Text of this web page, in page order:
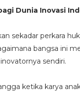
Dunia Inovasi
sekadar perkara
bangsa ini
sendiri.
ketika karya